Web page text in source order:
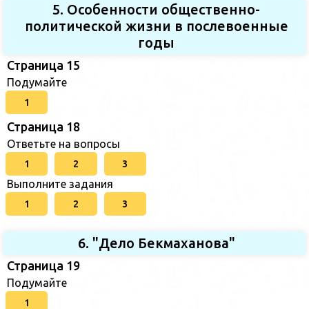
5. Особенности общественно-
политической жизни в послевоенные
годы
Страница 15
Подумайте
1
Страница 18
Ответьте на вопросы
1 2 3
Выполните задания
1 2 3
6. "Дело Бекмаханова"
Страница 19
Подумайте
1